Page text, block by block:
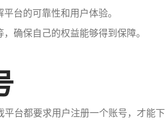
台的可靠性和用户体验。
确保自己的权益能够得到保障。
台都要求用户注册一个账号，才能下